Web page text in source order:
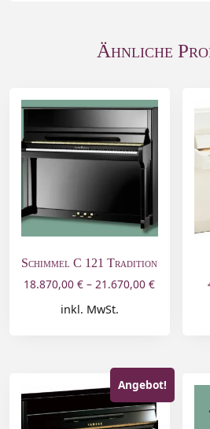
Ähnliche
Schimmel C 121 Tradition
18.870,00€ – 21.670,00€
inkl. MwSt.
Angebot!